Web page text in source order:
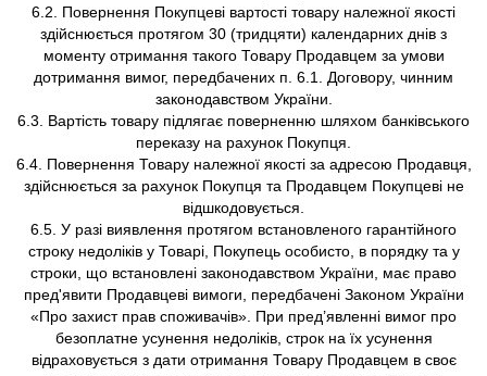
6.2. Повернення Покупцеві вартості товару належної якості
здійснюється протягом 30 (тридцяти) календарних днів з
моменту отримання такого Товару Продавцем за умови
дотримання вимог, передбачених п. 6.1. Договору, чинним
законодавством України.
6.3. Вартість товару підлягає поверненню шляхом банківського
переказу на рахунок Покупця.
6.4. Повернення Товару належної якості за адресою Продавця,
здійснюється за рахунок Покупця та Продавцем Покупцеві не
відшкодовується.
6.5. У разі виявлення протягом встановленого гарантійного
строку недоліків у Товарі, Покупець особисто, в порядку та у
строки, що встановлені законодавством України, має право
пред'явити Продавцеві вимоги, передбачені Законом України
«Про захист прав споживачів». При пред’явленні вимог про
безоплатне усунення недоліків, строк на їх усунення
відраховується з дати отримання Товару Продавцем в своє